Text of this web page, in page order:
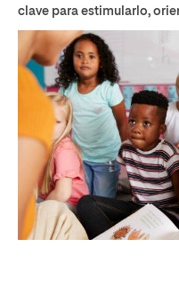
clave para estimularlo,